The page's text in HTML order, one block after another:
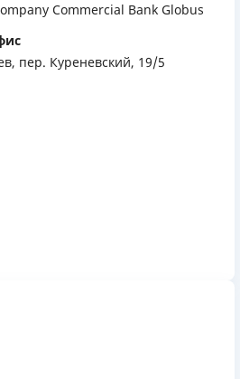
Commercial Bank Globus
пер. Куреневский, 19/5